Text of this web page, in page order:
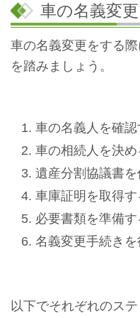
車の名義変
車の名義変更をする
を踏みましょう。
車の名義人を確認
車の相続人を決め
遺産分割協議書を
車庫証明を取得す
必要書類を準備す
名義変更手続きを
以下でそれぞれのス